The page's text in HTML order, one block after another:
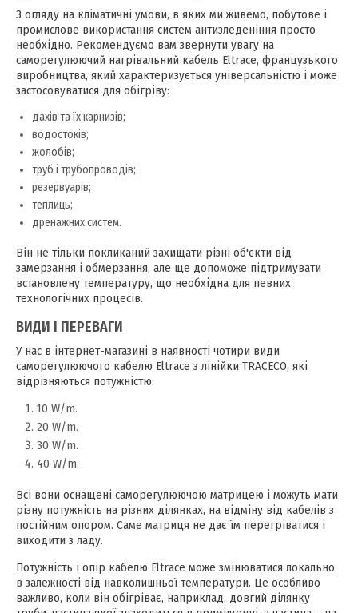
З огляду на кліматичні умови, в яких ми живемо, побутове і
промислове використання систем антизледеніння просто
необхідно. Рекомендуємо вам звернути увагу на
саморегулюючий нагрівальний кабель Eltrace, французького
виробництва, який характеризується універсальністю і може
застосовуватися для обігріву:
дахів та їх карнизів;
водостоків;
жолобів;
труб і трубопроводів;
резервуарів;
теплиць;
дренажних систем.
Він не тільки покликаний захищати різні об'єкти від
замерзання і обмерзання, але ще допоможе підтримувати
встановлену температуру, що необхідна для певних
технологічних процесів.
ВИДИ І ПЕРЕВАГИ
У нас в інтернет-магазині в наявності чотири види
саморегулюючого кабелю Eltrace з лінійки TRACECO, які
відрізняються потужністю:
10 W/m.
20 W/m.
30 W/m.
40 W/m.
Всі вони оснащені саморегулюючою матрицею і можуть мати
різну потужність на різних ділянках, на відміну від кабелів з
постійним опором. Саме матриця не дає їм перегріватися і
виходити з ладу.
Потужність і опір кабелю Eltrace може змінюватися локально
в залежності від навколишньої температури. Це особливо
важливо, коли він обігріває, наприклад, довгий ділянку